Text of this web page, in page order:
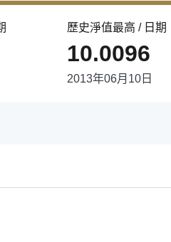
歷史淨值最高 / 日期
10.0096
2013年06月10日